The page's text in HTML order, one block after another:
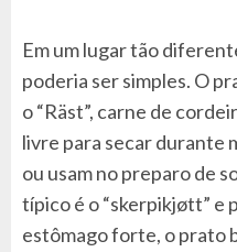
Em um lugar tão
poderia ser simples. O
o “Räst”, carne de
livre para secar durante
ou usam no preparo de
típico é o “skerpikjøtt” e
estômago forte, o prato